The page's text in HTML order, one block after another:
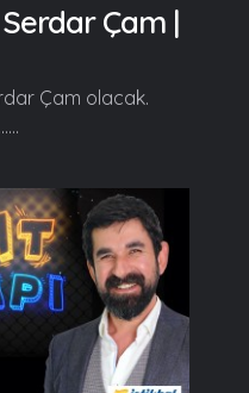
Çam |
Çam olacak.